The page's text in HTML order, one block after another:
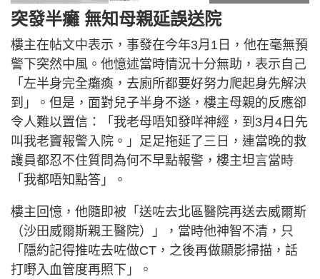
突發半癱 無知母親延誤送院
樓主在帖文中表示，事發在今年3月1日，他在毫無預
警下突然中風。他憶述當時情況十分無助，表示自己
「左半身完全癱瘓，去廁所都要好努力爬起身先解決
到」。但是，面對兒子半身不遂，樓主母親的反應卻
令人難以置信：「我老母唔知發咩神經，到3月4日先
叫我老竇報警入院。」足足拖延了三日，連當晚的救
護員都忍不住質問為何不早點報警，樓主坦言當時
「我都唔知點答」。
樓主回憶，他隨即被「送咗去北區醫院再送去威爾斯
（沙田威爾斯親王醫院）」，當時他神智不清，只
「隱約記得推咗去咗做CT，之後再做顯影掃描，話
打嘢入血管度再照下」。